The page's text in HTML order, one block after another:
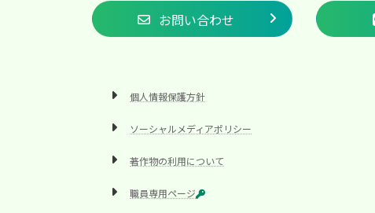
お問い合わせ
個人情報保護方針
ソーシャルメディアポリシー
著作物の利用について
職員専用ページ